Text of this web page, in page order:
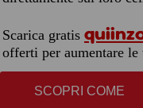
Scarica gratis
offerti per aumentare
SCOPRI COME